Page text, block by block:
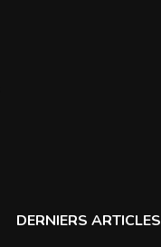
DERNIERS ARTICLES